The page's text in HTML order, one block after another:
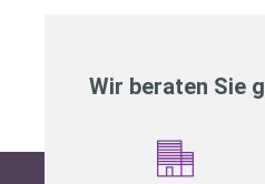
Wir beraten Sie